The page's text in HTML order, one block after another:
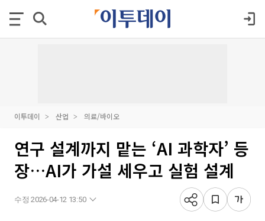
이투데이 산업 의료/바이오
연구 설계까지 맡는 ‘AI 과학자’ 등
장…AI가 가설 세우고 실험 설계
수정 2026-04-12 13:50